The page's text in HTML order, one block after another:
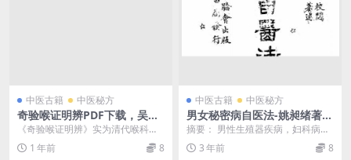
中医古籍 中医秘方
奇验喉证明辨PDF下载，吴锡
璜校订
《奇验喉证明辨》实为清代喉科名
医屠燮臣（字彝尊）所著，近代闽
南医家吴锡璜（字瑞甫...
1 年前 8
中医古籍 中医秘方
男女秘密病自医法-姚昶绪著
述-医学实验会-1919
摘要： 男性生殖器疾病，妇科病，
全书分为3卷：男子部、女子部、杂
治部，男女秘密病...
3 年前 8